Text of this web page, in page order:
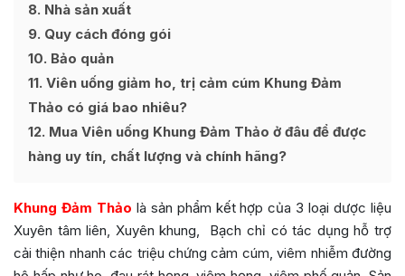
8 Nhà sản xuất
9 Quy cách đóng gói
10 Bảo quản
11 Viên uống giảm ho, trị cảm cúm Khung Đảm
Thảo có giá bao nhiêu?
12 Mua Viên uống Khung Đảm Thảo ở đâu để được
hàng uy tín, chất lượng và chính hãng?
Khung Đảm Thảo là sản phẩm kết hợp của 3 loại dược liệu
Xuyên tâm liên, Xuyên khung, Bạch chỉ có tác dụng hỗ trợ
cải thiện nhanh các triệu chứng cảm cúm, viêm nhiễm đường